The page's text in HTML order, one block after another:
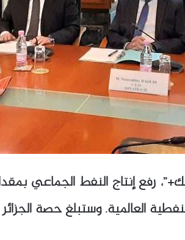
حصة الجزائر من هذه الزيادة 4000 برميل